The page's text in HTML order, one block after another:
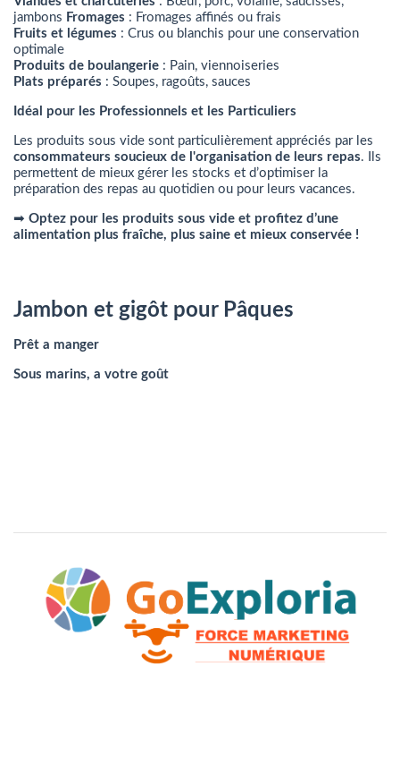
jambons Fromages : Fromages affinés ou frais
Fruits et légumes : Crus ou blanchis pour une conservation
optimale
Produits de boulangerie : Pain, viennoiseries
Plats préparés : Soupes, ragoûts, sauces
Idéal pour les Professionnels et les Particuliers
Les produits sous vide sont particulièrement appréciés par les
consommateurs soucieux de l'organisation de leurs repas. Ils
permettent de mieux gérer les stocks et d’optimiser la
préparation des repas au quotidien ou pour leurs vacances.
➡ Optez pour les produits sous vide et profitez d’une
alimentation plus fraîche, plus saine et mieux conservée !
Jambon et gigôt pour Pâques
Prêt a manger
Sous marins, a votre goût